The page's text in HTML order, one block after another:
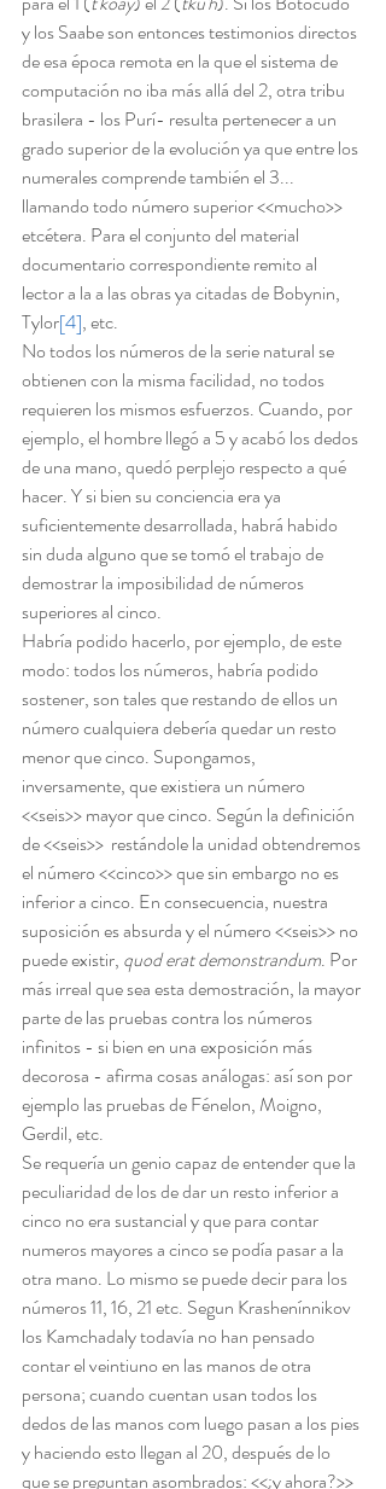
y los Saabe son entonces testimonios directos
de esa época remota en la que el sistema de
computación no iba más allá del 2, otra tribu
brasilera - los Purí- resulta pertenecer a un
grado superior de la evolución ya que entre los
numerales comprende también el 3...
llamando todo número superior <<mucho>>
etcétera. Para el conjunto del material
documentario correspondiente remito al
lector a la a las obras ya citadas de Bobynin,
Tylor[4], etc.
No todos los números de la serie natural se
obtienen con la misma facilidad, no todos
requieren los mismos esfuerzos. Cuando, por
ejemplo, el hombre llegó a 5 y acabó los dedos
de una mano, quedó perplejo respecto a qué
hacer. Y si bien su conciencia era ya
suficientemente desarrollada, habrá habido
sin duda alguno que se tomó el trabajo de
demostrar la imposibilidad de números
superiores al cinco.
Habría podido hacerlo, por ejemplo, de este
modo: todos los números, habría podido
sostener, son tales que restando de ellos un
número cualquiera debería quedar un resto
menor que cinco. Supongamos,
inversamente, que existiera un número
<<seis>> mayor que cinco. Según la definición
de <<seis>>  restándole la unidad obtendremos
el número <<cinco>> que sin embargo no es
inferior a cinco. En consecuencia, nuestra
suposición es absurda y el número <<seis>> no
puede existir, quod erat demonstrandum. Por
más irreal que sea esta demostración, la mayor
parte de las pruebas contra los números
infinitos - si bien en una exposición más
decorosa - afirma cosas análogas: así son por
ejemplo las pruebas de Fénelon, Moigno,
Gerdil, etc.
Se requería un genio capaz de entender que la
peculiaridad de los de dar un resto inferior a
cinco no era sustancial y que para contar
numeros mayores a cinco se podía pasar a la
otra mano. Lo mismo se puede decir para los
números 11, 16, 21 etc. Segun Krashenínnikov
los Kamchadaly todavía no han pensado
contar el veintiuno en las manos de otra
persona; cuando cuentan usan todos los
dedos de las manos com luego pasan a los pies
y haciendo esto llegan al 20, después de lo
que se preguntan asombrados: <<¿y ahora?>>